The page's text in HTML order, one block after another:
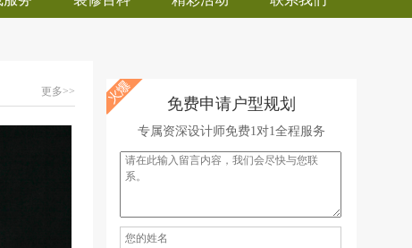
更多>>
免费申请户型规划
专属资深设计师免费1对1全程服务